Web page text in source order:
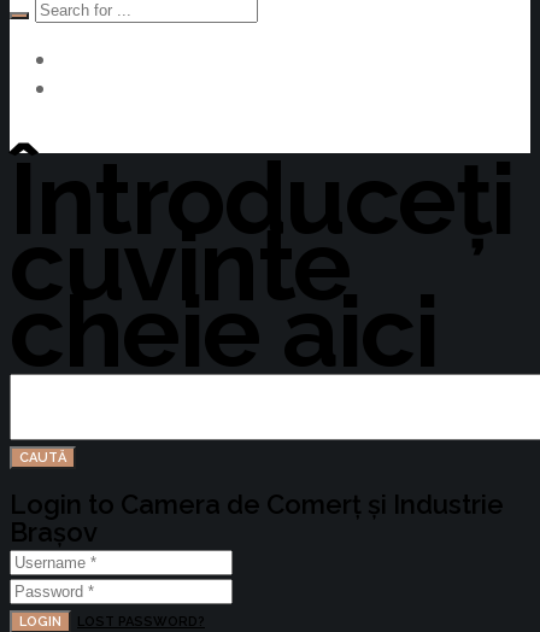
Devino Membru
Întroduceți
cuvinte
cheie aici
Login to Camera de Comerț și Industrie
Brașov
LOGIN LOST PASSWORD?